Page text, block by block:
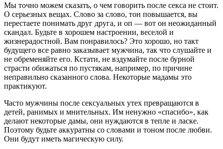
Мы точно можем сказать, о чем говорить после секса не стоит.
О серьезных вещах. Слово за слово, тон повышается, вы
перестаете понимать друг друга, и оп — вот он неожиданный
скандал. Будьте в хорошем настроении, веселой и
жизнерадостной. Вам понравилось? Это хорошо, но такт
будущего все равно заказывает мужчина, так что слушайте и
не обременяйте его. Кстати, не вздумайте после бурной
страсти обижаться по пустякам, например, по причине
неправильно сказанного слова. Некоторые мадамы это
практикуют.
Часто мужчины после сексуальных утех превращаются в
детей, ранимых и мнительных. Им ненужно «спасибо», как
делают некоторые дамы, они нуждаются в тепле и ласке.
Поэтому будьте аккуратны со словами и тоном после любви.
Они будут иметь магическую силу.